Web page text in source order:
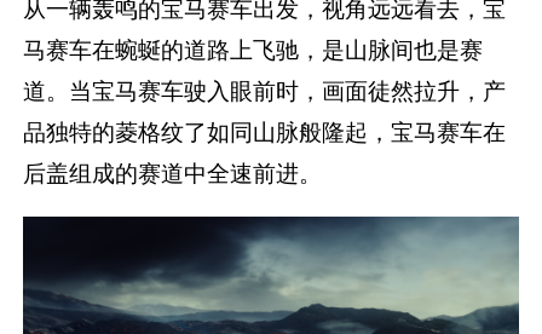
从一辆轰鸣的宝马赛车出发，视角远远看去，宝
马赛车在蜿蜒的道路上飞驰，是山脉间也是赛
道。当宝马赛车驶入眼前时，画面徒然拉升，产
品独特的菱格纹了如同山脉般隆起，宝马赛车在
后盖组成的赛道中全速前进。